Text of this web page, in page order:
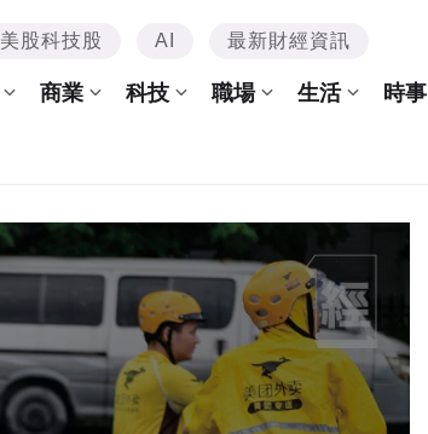
美股科技股 AI 最新財經資訊
商業 科技 職場 生活 時事